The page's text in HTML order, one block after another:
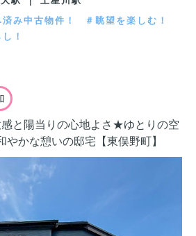
み中古物件！
＃眺望を楽しむ！
！
と陽当りの心地よさ★ゆとりの空
やかな憩いの邸宅【東俣野町】